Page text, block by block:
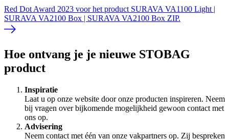
Red Dot Award 2023 voor het product SURAVA VA1100 Light |
SURAVA VA2100 Box | SURAVA VA2100 Box ZIP.
Hoe ontvang je je nieuwe STOBAG
product
Inspiratie
Laat u op onze website door onze producten inspireren. Neem
bij vragen over bijkomende mogelijkheid gewoon contact met
ons op.
Advisering
Neem contact met één van onze vakpartners op. Zij bespreken